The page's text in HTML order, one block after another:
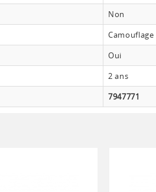
Non
Camouflage
Oui
2 ans
7947771